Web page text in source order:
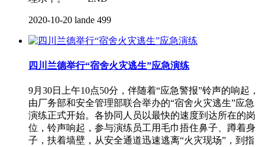
2020-10-20 lande 499
四川兰德举行“宿舍火灾逃生”应急演练
9月30日上午10点50分，伴随着“应急警报”铃声的响起，
由厂务部和安全管理部联合举办的“宿舍火灾逃生”应急
演练正式开始。各协同人员以最快的速度到达所在的岗
位，铃声响起，参与演练员工用毛巾捂住鼻子、蹲着身
子，扶着墙壁，从安全通道迅速逃离“火灾现场”，到指